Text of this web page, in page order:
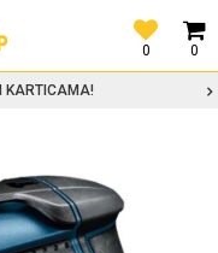
0
0
KARTICAMA!